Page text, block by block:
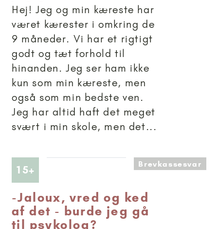
Hej! Jeg og min kæreste har
været kærester i omkring de
9 måneder. Vi har et rigtigt
godt og tæt forhold til
hinanden. Jeg ser ham ikke
kun som min kæreste, men
også som min bedste ven.
Jeg har altid haft det meget
svært i min skole, men det...
15+ Artikler anbefalet til 15+Brevkassesvar
-Jaloux, vred og ked
af det - burde jeg gå
til psykolog?